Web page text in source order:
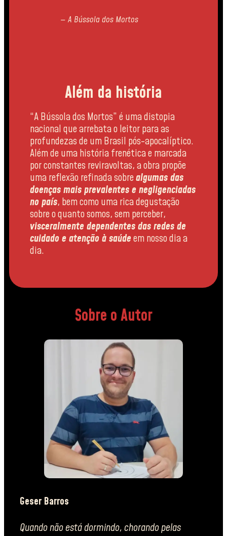
— A Bússola dos Mortos
Além da história
“A Bússola dos Mortos” é uma distopia
nacional que arrebata o leitor para as
profundezas de um Brasil pós-apocalíptico.
Além de uma história frenética e marcada
por constantes reviravoltas, a obra propõe
uma reflexão refinada sobrealgumas das
doenças mais prevalentes e negligenciadas
no país, bem como uma rica degustação
sobre o quanto somos, sem perceber,
visceralmente dependentes das redes de
cuidado e atenção à saúdeem nosso dia a
dia.
Sobre o Autor
Geser Barros
Quando não está dormindo, chorando pelas